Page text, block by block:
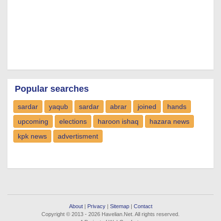
Popular searches
sardar yaqub sardar abrar joined
hands
upcoming
elections haroon ishaq
hazara news
kpk news
advertisment
About| Privacy| Sitemap| Contact
Copyright © 2013 - 2026 Havelian.Net. All rights reserved.